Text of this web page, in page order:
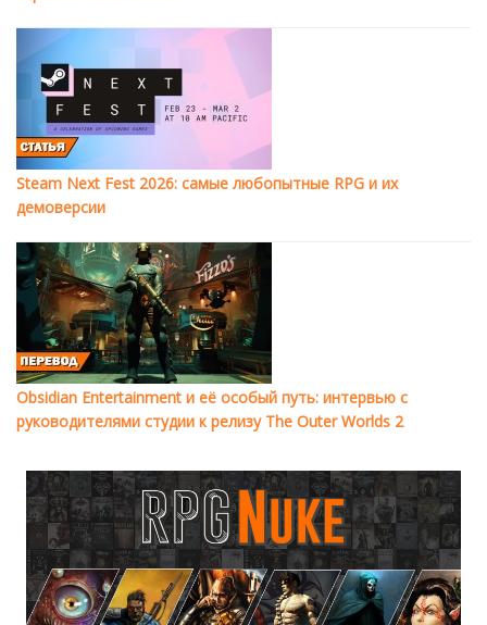
Steam Next Fest 2026: самые любопытные RPG и их
демоверсии
Obsidian Entertainment и её особый путь: интервью с
руководителями студии к релизу The Outer Worlds 2